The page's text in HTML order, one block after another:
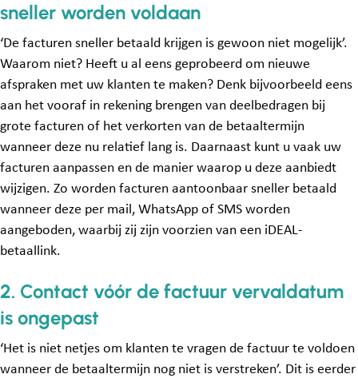
sneller worden voldaan
‘De facturen sneller betaald krijgen is gewoon niet mogelijk’.
Waarom niet? Heeft u al eens geprobeerd om nieuwe
afspraken met uw klanten te maken? Denk bijvoorbeeld eens
aan het vooraf in rekening brengen van deelbedragen bij
grote facturen of het verkorten van de betaaltermijn
wanneer deze nu relatief lang is. Daarnaast kunt u vaak uw
facturen aanpassen en de manier waarop u deze aanbiedt
wijzigen. Zo worden facturen aantoonbaar sneller betaald
wanneer deze per mail, WhatsApp of SMS worden
aangeboden, waarbij zij zijn voorzien van een iDEAL-
betaallink.
2. Contact vóór de factuur vervaldatum
is ongepast
‘Het is niet netjes om klanten te vragen de factuur te voldoen
wanneer de betaaltermijn nog niet is verstreken’. Dit is eerder